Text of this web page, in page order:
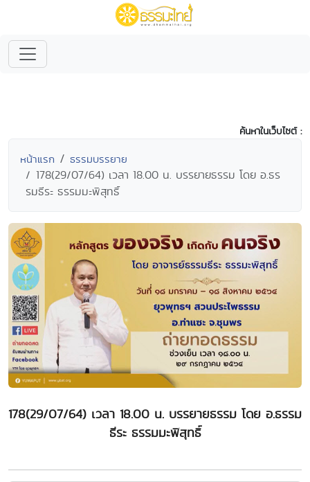
ค้นหาในเว็บไซต์ :
หน้าแรก ธรรมบรรยาย
178(29/07/64) เวลา 18.00 น. บรรยายธรรม โดย อ.ธร
รมธีระ ธรรมมะพิสุทธิ์
178(29/07/64) เวลา 18.00 น. บรรยายธรรม โดย อ.ธรรม
ธีระ ธรรมมะพิสุทธิ์